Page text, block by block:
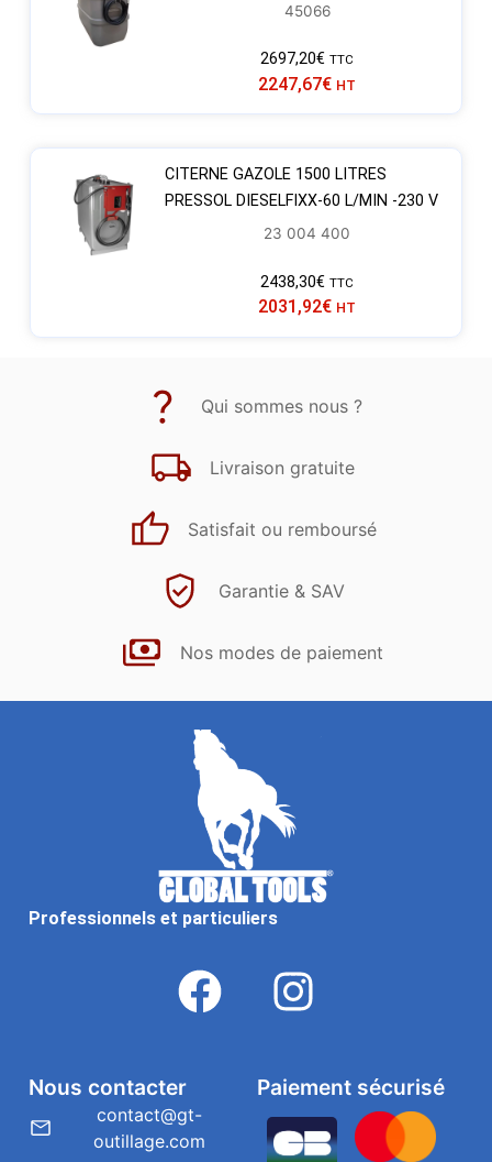
45066
2697,20€ TTC
2247,67€ HT
CITERNE GAZOLE 1500 LITRES
PRESSOL DIESELFIXX-60 L/MIN -230 V
23 004 400
2438,30€ TTC
2031,92€ HT
Qui sommes nous ?
Livraison gratuite
Satisfait ou remboursé
Garantie & SAV
Nos modes de paiement
Professionnels et particuliers
Paiement sécurisé
Nous contacter
contact@gt-
outillage.com